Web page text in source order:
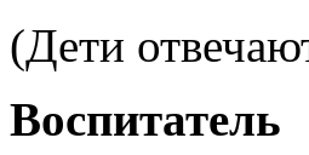
(Дети